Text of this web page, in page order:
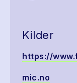
Kilder
https://
mic.no